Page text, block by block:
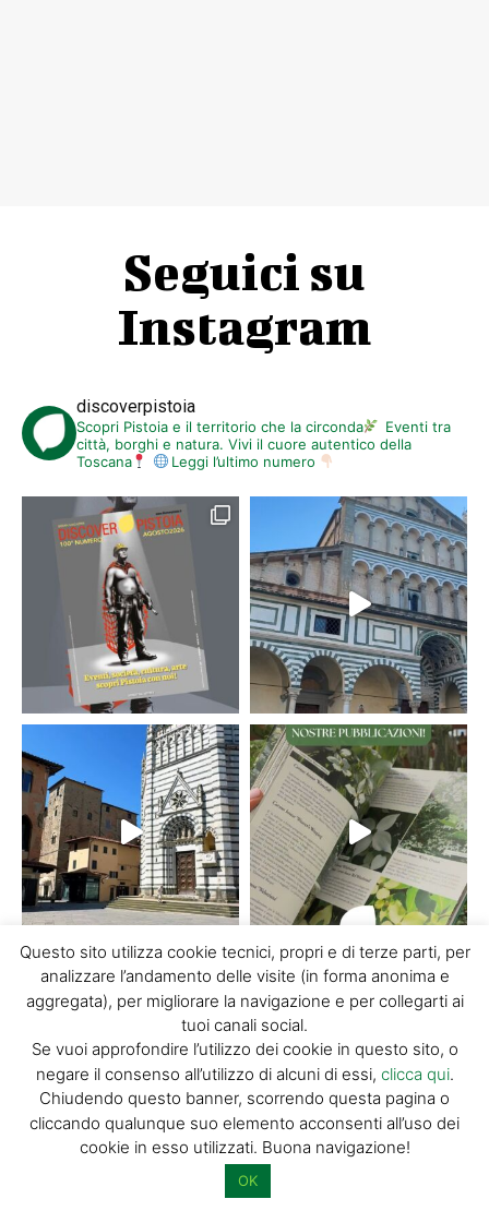
Seguici su
Instagram
discoverpistoia
Scopri Pistoia e il territorio che la circonda
Eventi tra
città, borghi e natura. Vivi il cuore autentico della
Toscana
Leggi l’ultimo numero
carica di più... Segui su Instagram
Discover Pistoia
Questo sito utilizza cookie tecnici, propri e di terze parti, per
analizzare l’andamento delle visite (in forma anonima e
aggregata), per migliorare la navigazione e per collegarti ai
tuoi canali social.
Se vuoi approfondire l’utilizzo dei cookie in questo sito, o
negare il consenso all’utilizzo di alcuni di essi, clicca qui.
Chiudendo questo banner, scorrendo questa pagina o
cliccando qualunque suo elemento acconsenti all’uso dei
cookie in esso utilizzati. Buona navigazione!
OK